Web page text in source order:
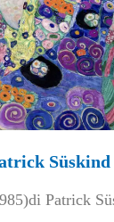
Süskind
Patrick